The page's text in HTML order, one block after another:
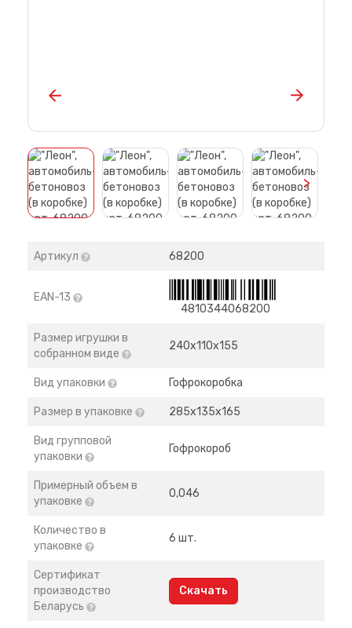
>
Артикул 68200
EAN-13
4810344068200
Размер игрушки в
собранном виде
240х110х155
Вид упаковки Гофрокоробка
Размер в упаковке 285х135х165
Вид групповой
упаковки
Гофрокороб
Примерный объем в
упаковке
0,046
Количество в
упаковке
6 шт.
Сертификат
производство
Беларусь
Скачать